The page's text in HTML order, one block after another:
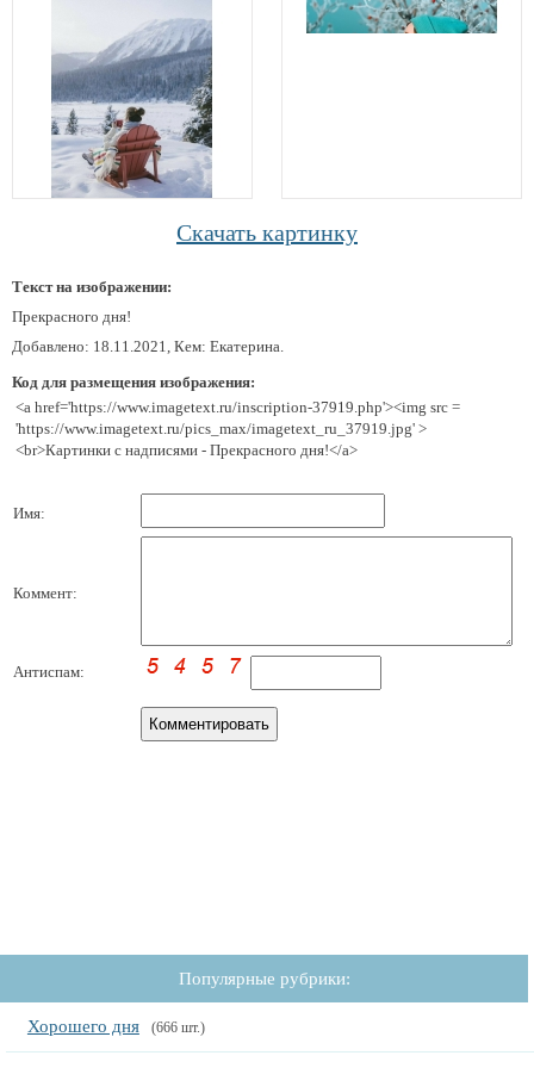
Скачать картинку
Текст на изображении:
Прекрасного дня!
Добавлено: 18.11.2021, Кем: Екатерина.
Код для размещения изображения:
<a href='https://www.imagetext.ru/inscription-37919.php'><img src =
'https://www.imagetext.ru/pics_max/imagetext_ru_37919.jpg' >
<br>Картинки с надписями - Прекрасного дня!</a>
Имя:
Коммент:
Антиспам:
Популярные рубрики:
Хорошего дня (666 шт.)